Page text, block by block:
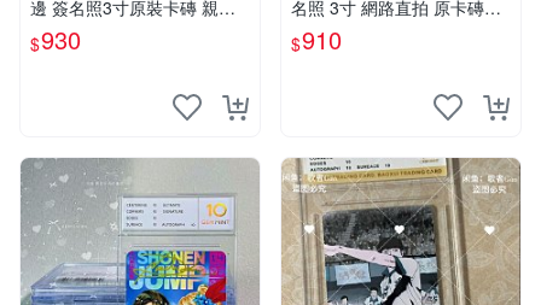
邊 簽名照3寸原裝卡磚 親
筆、收藏、簽名照
$930
名照 3寸 網路直拍 原卡磚包
裝 發行限量 規格精細 收藏推
薦 yo-tsuba 簽名照 四葉妹妹
$910